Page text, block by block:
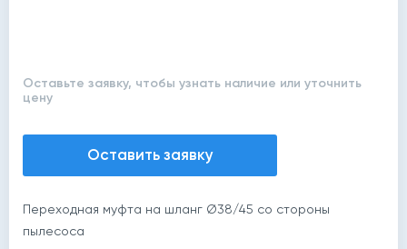
Оставьте заявку, чтобы узнать наличие или уточнить
цену
Оставить заявку
Переходная муфта на шланг Ø38/45 со стороны
пылесоса